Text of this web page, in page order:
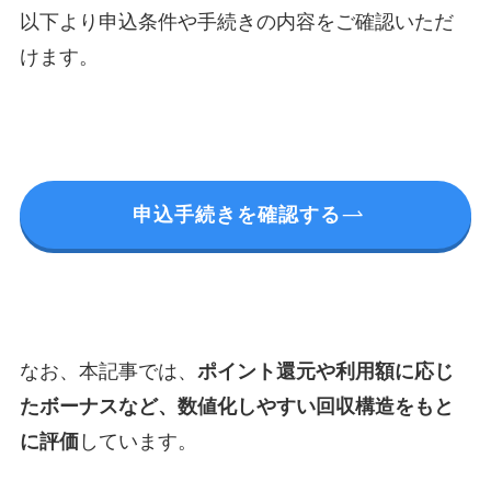
以下より申込条件や手続きの内容をご確認いただ
けます。
申込手続きを確認する
なお、本記事では、 ポイント還元や利用額に応じ
たボーナスなど、数値化しやすい回収構造をもと
に評価しています。